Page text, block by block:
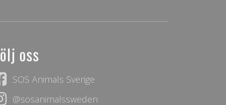
oss
SOS Animals Sverige
@sosanimalssweden